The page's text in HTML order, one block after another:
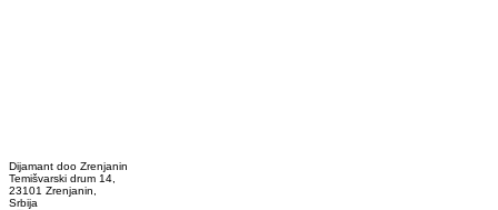
Dijamant doo Zrenjanin
Temišvarski drum 14,
23101 Zrenjanin,
Srbija